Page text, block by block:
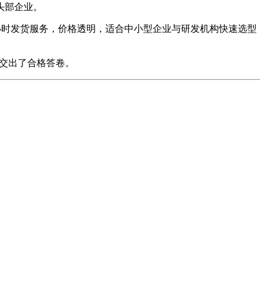
企业。
发货服务，价格透明，适合中小型企业与研发机构快速选型
出了合格答卷。